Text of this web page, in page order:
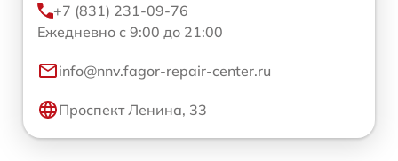
+7 (831) 231-09-76
Ежедневно с 9:00 до 21:00
info@nnv.fagor-repair-center.ru
Проспект Ленина, 33